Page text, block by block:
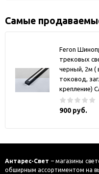
Самые
Feron
трековых
черный, 2м (
токовод,
крепление)
900 руб.
Антарес-Свет – магазины
обширным ассортиментом на